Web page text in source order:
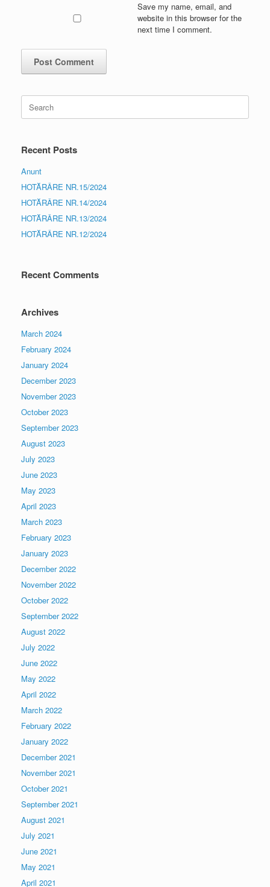
Save my name, email, and
website in this browser for the
next time I comment.
for:
Recent Posts
Anunt
HOTĂRÂRE NR.15/2024
HOTĂRÂRE NR.14/2024
HOTĂRÂRE NR.13/2024
HOTĂRÂRE NR.12/2024
Recent Comments
Archives
March 2024
February 2024
January 2024
December 2023
November 2023
October 2023
September 2023
August 2023
July 2023
June 2023
May 2023
April 2023
March 2023
February 2023
January 2023
December 2022
November 2022
October 2022
September 2022
August 2022
July 2022
June 2022
May 2022
April 2022
March 2022
February 2022
January 2022
December 2021
November 2021
October 2021
September 2021
August 2021
July 2021
June 2021
May 2021
April 2021